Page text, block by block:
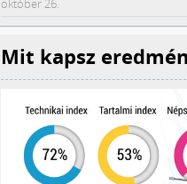
október 26.
Mit kapsz